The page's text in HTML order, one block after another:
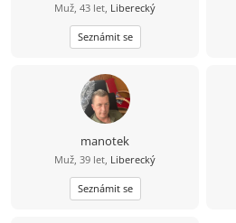
Muž, 43 let, Liberecký
Seznámit se
manotek
Muž, 39 let, Liberecký
Seznámit se